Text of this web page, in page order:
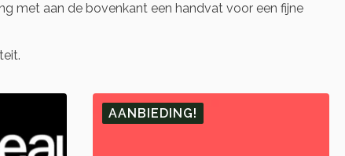
met aan de bovenkant een handvat voor een fijne
AANBIEDING!